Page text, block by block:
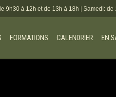
9h30 à 12h et de 13h à 18h | Samedi:
FORMATIONS CALENDRIER EN